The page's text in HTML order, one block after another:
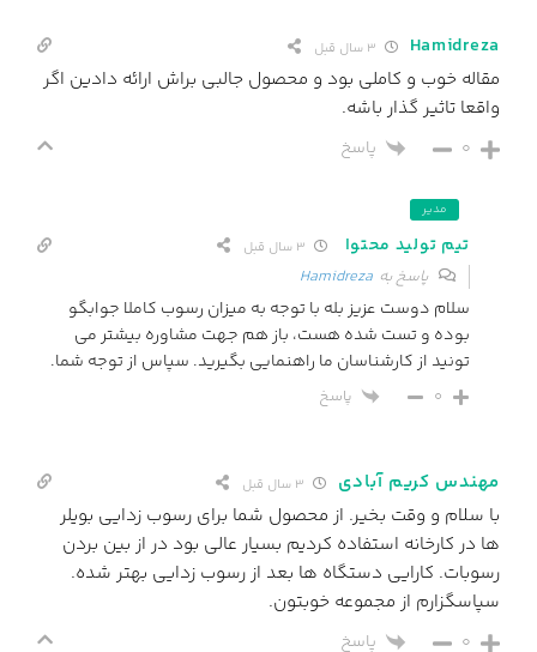
Hamidreza
مقاله خوب و كاملى بود و محصول جالبى براش ارائه دادين اگر
واقعا تاثير گذار باشه.
0 پاسخ
مدیر
تیم تولید محتوا
پاسخ به Hamidreza
سلام دوست عزیز بله با توجه به میزان رسوب کاملا جوابگو
بوده و تست شده هست، باز هم جهت مشاوره بیشتر می
تونید از کارشناسان ما راهنمایی بگیرید. سپاس از توجه شما.
0 پاسخ
مهندس کریم آبادی
با سلام و وقت بخیر. از محصول شما برای رسوب زدایی بویلر
ها در کارخانه استفاده کردیم بسیار عالی بود در از بین بردن
رسوبات. کارایی دستگاه ها بعد از رسوب زدایی بهتر شده.
سپاسگزارم از مجموعه خوبتون.
0 پاسخ